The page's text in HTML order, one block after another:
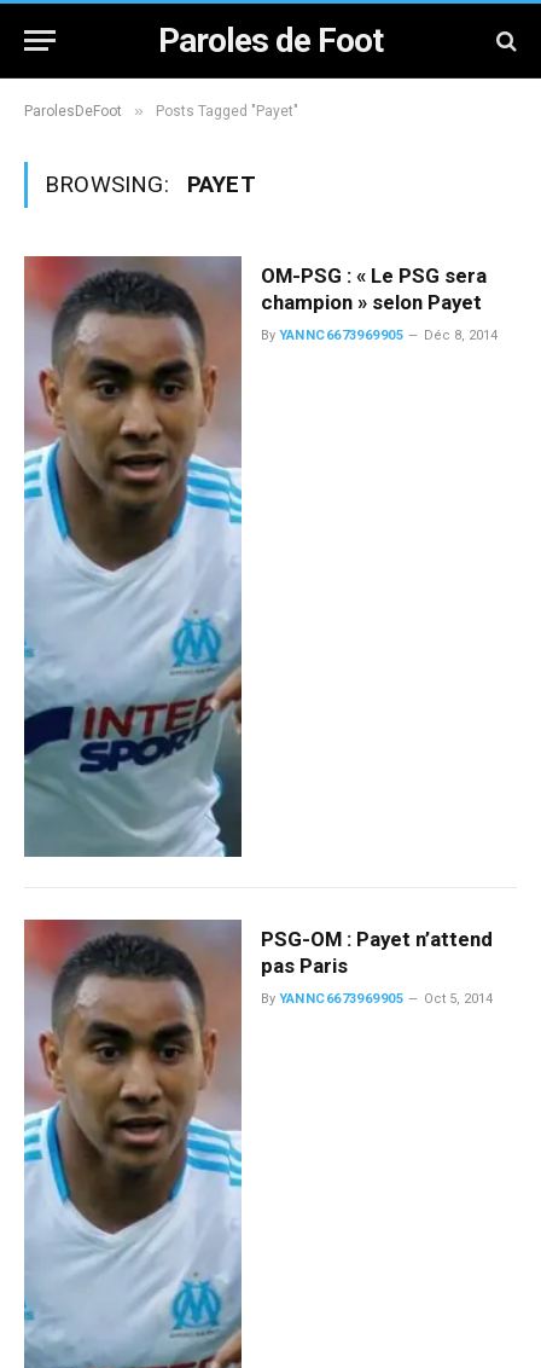
Paroles de Foot
ParolesDeFoot » Posts Tagged "Payet"
BROWSING: PAYET
OM-PSG : « Le PSG sera
champion » selon Payet
By YANNC6673969905 Déc 8, 2014
PSG-OM : Payet n’attend
pas Paris
By YANNC6673969905 Oct 5, 2014